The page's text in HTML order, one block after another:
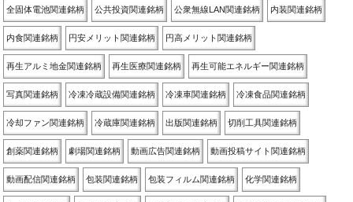
全固体電池関連銘柄 公共投資関連銘柄 公衆無線LAN関連銘柄 内装関連銘柄
内食関連銘柄 円安メリット関連銘柄 円高メリット関連銘柄
再生アルミ地金関連銘柄 再生医療関連銘柄 再生可能エネルギー関連銘柄
写真関連銘柄 冷凍冷蔵設備関連銘柄 冷凍車関連銘柄 冷凍食品関連銘柄
冷却ファン関連銘柄 冷蔵庫関連銘柄 出版関連銘柄 切削工具関連銘柄
創薬関連銘柄 劇場関連銘柄 動画広告関連銘柄 動画投稿サイト関連銘柄
動画配信関連銘柄 包装関連銘柄 包装フィルム関連銘柄 化学関連銘柄